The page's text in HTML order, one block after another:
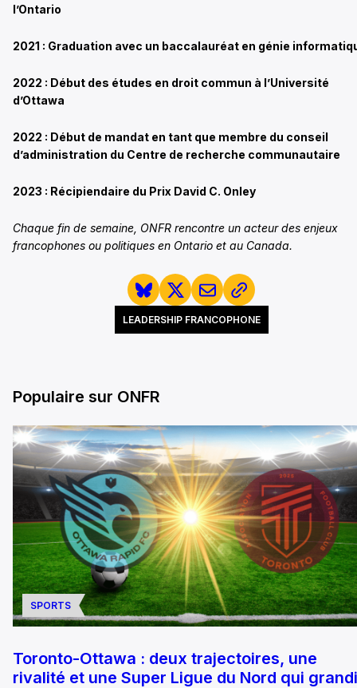
l’Ontario
2021 : Graduation avec un baccalauréat en génie
2022 : Début des études en droit commun à l’Université
d’Ottawa
2022 : Début de mandat en tant que membre du conseil
d’administration du Centre de recherche communautaire
2023 : Récipiendaire du Prix David C. Onley
Chaque fin de semaine, ONFR rencontre un acteur des enjeux
francophones ou politiques en Ontario et au Canada.
LEADERSHIP FRANCOPHONE
Populaire sur ONFR
SPORTS
Toronto-Ottawa : deux trajectoires, une
rivalité et une Super Ligue du Nord qui